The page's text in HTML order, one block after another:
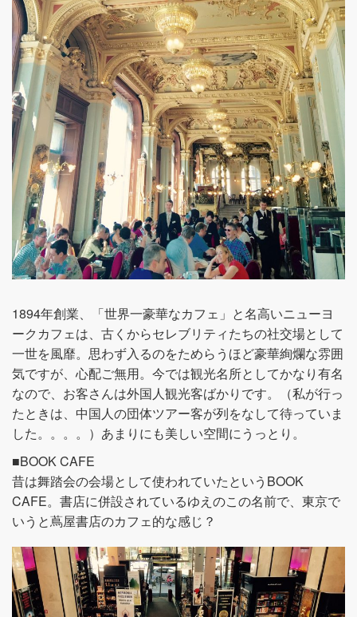
1894年創業、「世界一豪華なカフェ」と名高いニューヨ
ークカフェは、古くからセレブリティたちの社交場として
一世を風靡。思わず入るのをためらうほど豪華絢爛な雰囲
気ですが、心配ご無用。今では観光名所としてかなり有名
なので、お客さんは外国人観光客ばかりです。（私が行っ
たときは、中国人の団体ツアー客が列をなして待っていま
した。。。。）あまりにも美しい空間にうっとり。
■BOOK CAFE
昔は舞踏会の会場として使われていたというBOOK
CAFE。書店に併設されているゆえのこの名前で、東京で
いうと蔦屋書店のカフェ的な感じ？